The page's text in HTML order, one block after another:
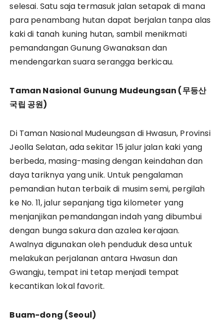
selesai. Satu saja termasuk jalan setapak di mana
para penambang hutan dapat berjalan tanpa alas
kaki di tanah kuning hutan, sambil menikmati
pemandangan Gunung Gwanaksan dan
mendengarkan suara serangga berkicau.
Taman Nasional Gunung Mudeungsan (무등산
국립 공원)
Di Taman Nasional Mudeungsan di Hwasun, Provinsi
Jeolla Selatan, ada sekitar 15 jalur jalan kaki yang
berbeda, masing-masing dengan keindahan dan
daya tariknya yang unik. Untuk pengalaman
pemandian hutan terbaik di musim semi, pergilah
ke No. 11, jalur sepanjang tiga kilometer yang
menjanjikan pemandangan indah yang dibumbui
dengan bunga sakura dan azalea kerajaan.
Awalnya digunakan oleh penduduk desa untuk
melakukan perjalanan antara Hwasun dan
Gwangju, tempat ini tetap menjadi tempat
kecantikan lokal favorit.
Buam-dong (Seoul)